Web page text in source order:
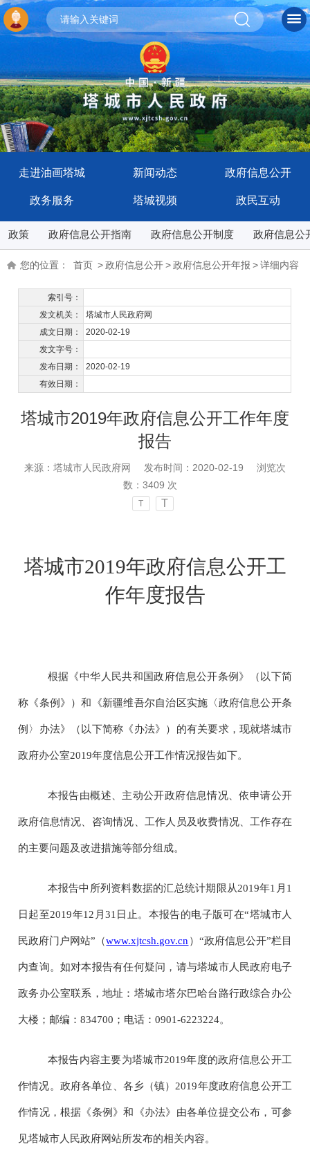
走进油画塔城 新闻动态 政府信息公开
政务服务 塔城视频 政民互动
政策 政府信息公开指南 政府信息公开制度 政府信息公
您的位置： 首页 >政府信息公开>政府信息公开年报 >详细内容
索引号：
发文机关：
塔城市人民政府网
成文日期：
2020-02-19
发文字号：
发布日期：
2020-02-19
有效日期：
塔城市2019年政府信息公开工作年度
报告
来源：塔城市人民政府网 发布时间：2020-02-19
浏览次
数： 3409 次
T T
塔城市2019年政府信息公开工
作年度报告
根据《中华人民共和国政府信息公开条例》（以下简
称《条例》）和《新疆维吾尔自治区实施〈政府信息公开条
例〉办法》（以下简称《办法》）的有关要求，现就塔城市
政府办公室2019年度信息公开工作情况报告如下。
本报告由概述、主动公开政府信息情况、依申请公开
政府信息情况、咨询情况、工作人员及收费情况、工作存在
的主要问题及改进措施等部分组成。
本报告中所列资料数据的汇总统计期限从2019年1 月 1
日起至2019年12 月31 日止。本报告的电子版可在“塔城市人
民政府门户网站”（www.xjtcsh.gov.cn ）“政府信息公开”栏目
内查询。如对本报告有任何疑问，请与塔城市人民政府电子
政务办公室联系，地址：塔城市塔尔巴哈台路行政综合办公
大楼；邮编：834700 ；电话：0901-6223224。
本报告内容主要为塔城市2019年度的政府信息公开工
作情况。政府各单位、各乡（镇） 2019年度政府信息公开工
作情况，根据《条例》和《办法》由各单位提交公布，可参
见塔城市人民政府网站所发布的相关内容。